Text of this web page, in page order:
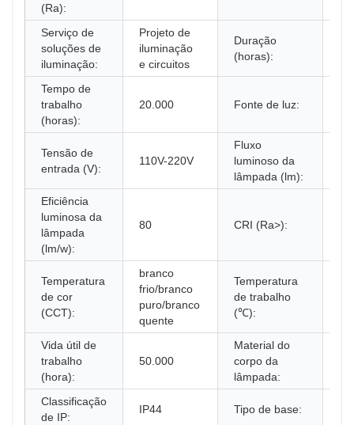
(Ra):
Serviço de
soluções de
iluminação:
Projeto de
iluminação
e circuitos
Duração
(horas):
Tempo de
trabalho
(horas):
20.000 Fonte de luz:
Tensão de
entrada (V):
110V-220V
Fluxo
luminoso da
lâmpada (lm):
Eficiência
luminosa da
lâmpada
(lm/w):
80 CRI (Ra>):
Temperatura
de cor
(CCT):
branco
frio/branco
puro/branco
quente
Temperatura
de trabalho
(℃):
Vida útil de
trabalho
(hora):
50.000
Material do
corpo da
lâmpada:
Classificação
de IP:
IP44 Tipo de base: